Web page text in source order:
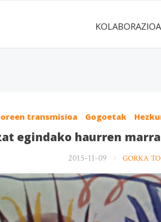
transmisioa Gogoetak
egindako haurren
2015-11-09 GORKA